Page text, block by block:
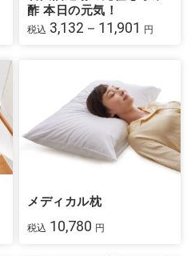
酢 本日の元気！
税込 3,132－11,901 円
メディカル枕
税込 10,780 円